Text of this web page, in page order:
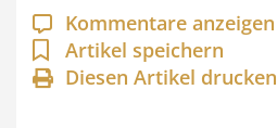
a
n
n
Kommentare anzeigen
Artikel speichern
Diesen Artikel drucken